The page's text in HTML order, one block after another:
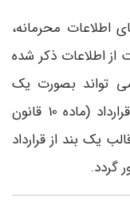
اطلاعات محرمانه،
اطلاعات ذکر شده
تواند بصورت یک
قرارداد مستقل در چارچوب اصل آزادی قرارداد (ماده 10 قانون
یک بند از قرارداد
گردد.